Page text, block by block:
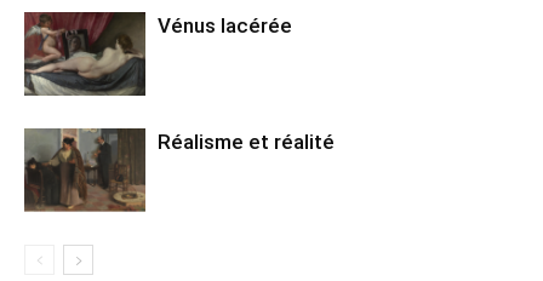
Vénus lacérée
Réalisme et réalité